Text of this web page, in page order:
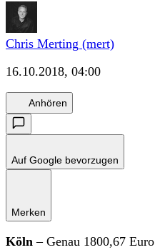
Chris Merting (mert)
16.10.2018, 04:00
Anhören
Auf Google bevorzugen
Merken
Köln – Genau 1800,67